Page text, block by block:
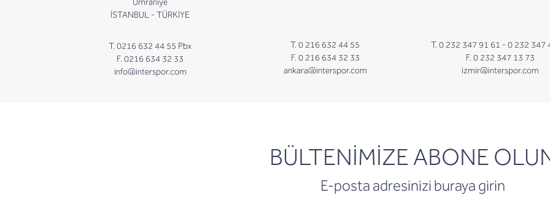
İSTANBUL - TÜRKİYE
T. 0216 632 44 55 Pbx
F. 0216 634 32 33
info@interspor.com
T. 0 216 632 44 55
F. 0 216 634 32 33
ankara@interspor.com
T. 0 232 347 91 61 - 0 232 347
F. 0 232 347 13 73
izmir@interspor.com
BÜLTENİMİZE ABONE
E-posta adresinizi buraya girin
newsletter